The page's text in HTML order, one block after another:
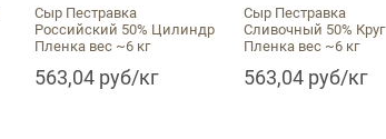
Сыр Пестравка
Российский 50% Цилиндр
Пленка вес ~6 кг
563,04 руб/кг
Сыр Пестравка
Сливочный 50% Круг
Пленка вес ~6 кг
563,04 руб/кг